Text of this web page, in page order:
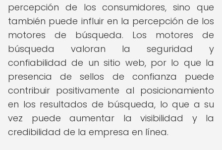
percepción de los consumidores, sino que
también puede influir en la percepción de los
motores de búsqueda. Los motores de
búsqueda valoran la seguridad y
confiabilidad de un sitio web, por lo que la
presencia de sellos de confianza puede
contribuir positivamente al posicionamiento
en los resultados de búsqueda, lo que a su
vez puede aumentar la visibilidad y la
credibilidad de la empresa en línea.